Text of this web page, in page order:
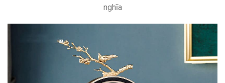
nghĩa